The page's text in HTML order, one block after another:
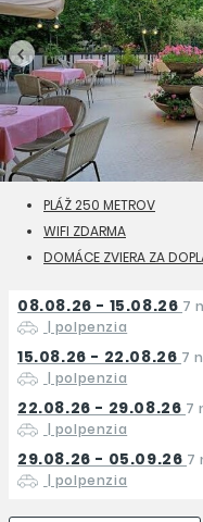
PLÁŽ 250 METROV
WIFI ZDARMA
DOMÁCE ZVIERA ZA
08.08.26 - 15.08.26 7
| polpenzia
15.08.26 - 22.08.26 7
| polpenzia
22.08.26 - 29.08.26 7
| polpenzia
29.08.26 - 05.09.26 7
| polpenzia